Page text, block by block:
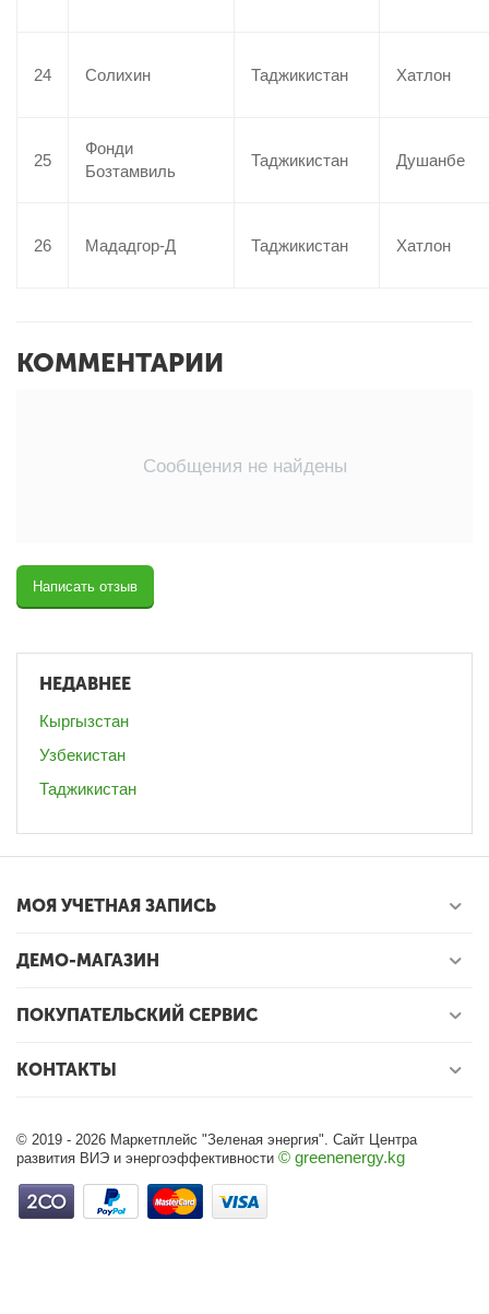
24 Солихин Таджикистан Хатлон
25
Фонди
Бозтамвиль
Таджикистан Душанбе
26 Мададгор-Д Таджикистан Хатлон
КОММЕНТАРИИ
Сообщения не найдены
Написать отзыв
НЕДАВНЕЕ
Кыргызстан
Узбекистан
Таджикистан
МОЯ УЧЕТНАЯ ЗАПИСЬ
ДЕМО-МАГАЗИН
ПОКУПАТЕЛЬСКИЙ СЕРВИС
КОНТАКТЫ
© 2019 - 2026 Маркетплейс "Зеленая энергия". Сайт Центра
развития ВИЭ и энергоэффективности © greenenergy.kg